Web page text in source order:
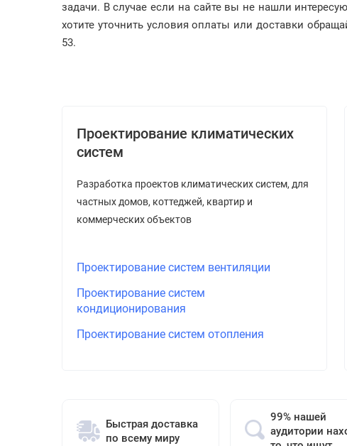
задачи. В случае если на сайте вы не нашли
хотите уточнить условия оплаты или доставки
53.
Проектирование климатических
систем
Разработка проектов климатических систем, для
частных домов, коттеджей, квартир и
коммерческих объектов
Проектирование систем вентиляции
Проектирование систем
кондиционирования
Проектирование систем отопления
Быстрая доставка
по всему миру
99% нашей
аудитории